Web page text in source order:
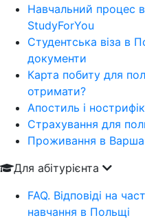
Навчальний процес в
StudyForYou
Студентська віза в
документи
Карта побиту для
отримати?
Апостиль і
Страхування для
Проживання в
Для абітурієнта
FAQ. Відповіді на
навчання в Польщі